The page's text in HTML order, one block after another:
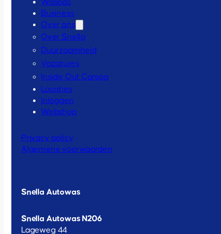
Waspas
Business
Over ons
Over Snella
Duurzaamheid
Vacatures
Inside Out Carspa
Locaties
Inloggen
Webshop
Privacy policy
Algemene voorwaarden
Snella Autowas
Snella Autowas N206
Lageweg 44